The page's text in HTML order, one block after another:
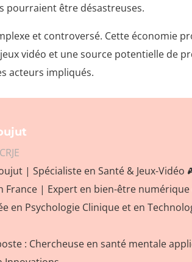
pourraient être désastreuses.
et controversé. Cette économie
vidéo et une source potentielle de
acteurs impliqués.
| Spécialiste en Santé & Jeux-Vidéo
France | Expert en bien-être
en Psychologie Clinique et en
: Chercheuse en santé mentale